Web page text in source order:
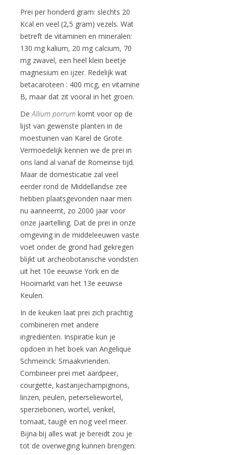
Prei per honderd gram: slechts 20
Kcal en veel (2,5 gram) vezels. Wat
betreft de vitaminen en mineralen:
130 mg kalium, 20 mg calcium, 70
mg zwavel, een heel klein beetje
magnesium en ijzer. Redelijk wat
betacaroteen : 400 mcg, en vitamine
B, maar dat zit vooral in het groen.
DeAllium porrum komt voor op de
lijst van gewenste planten in de
moestuinen van Karel de Grote.
Vermoedelijk kennen we de prei in
ons land al vanaf de Romeinse tijd.
Maar de domesticatie zal veel
eerder rond de Middellandse zee
hebben plaatsgevonden naar men
nu aanneemt, zo 2000 jaar voor
onze jaartelling. Dat de prei in onze
omgeving in de middeleeuwen vaste
voet onder de grond had gekregen
blijkt uit archeobotanische vondsten
uit het 10e eeuwse York en de
Hooimarkt van het 13e eeuwse
Keulen.
In de keuken laat prei zich prachtig
combineren met andere
ingrediënten. Inspiratie kun je
opdoen in het boek van Angelique
Schmeinck: Smaakvrienden.
Combineer prei met aardpeer,
courgette, kastanjechampignons,
linzen, peulen, peterseliewortel,
sperziebonen, wortel, venkel,
tomaat, taugé en nog veel meer.
Bijna bij alles wat je bereidt zou je
tot de overweging kunnen brengen: